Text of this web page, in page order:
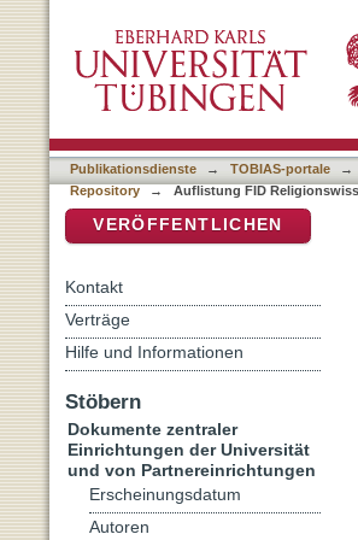
Publikationsdienste → TOBIAS-portale
→
Repository
→ Auflistung FID
VERÖFFENTLICHEN
Kontakt
Verträge
Hilfe und Informationen
Stöbern
Dokumente zentraler
Einrichtungen der Universität
und von Partnereinrichtungen
Erscheinungsdatum
Autoren